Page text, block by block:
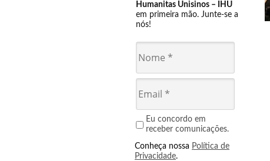
Humanitas Unisinos – IHU
em primeira mão. Junte-se a
nós!
Eu concordo em
receber comunicações.
Conheça nossa Política de
Privacidade.